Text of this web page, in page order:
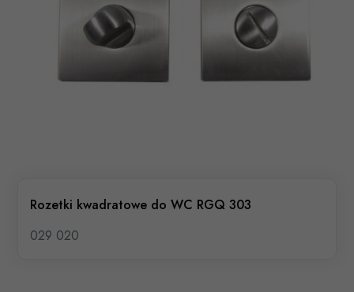
Rozetki kwadratowe do WC RGQ 303
029 020